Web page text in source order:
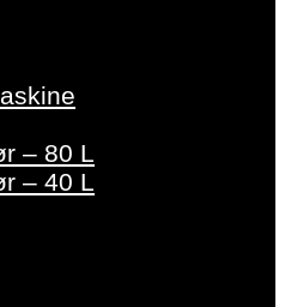
– 80 L
– 40 L